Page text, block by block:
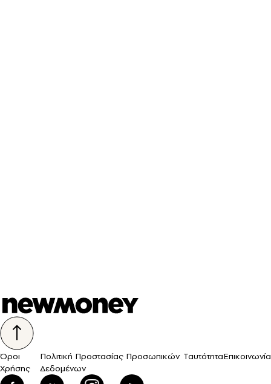
Όροι
Χρήσης
Πολιτική Προστασίας Προσωπικών
Δεδομένων
ΤαυτότηταΕπικοινωνία